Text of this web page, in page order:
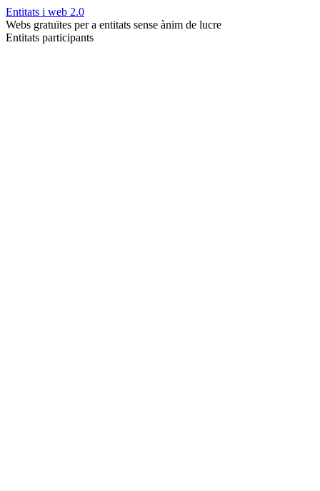
Entitats i web 2.0
Webs gratuïtes per a entitats sense ànim de lucre
Entitats participants